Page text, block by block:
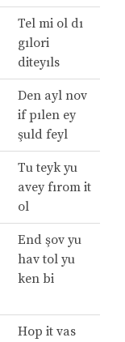
Tel mi ol dı
gılori
diteyıls
Den ayl nov
if pılen ey
şuld feyl
Tu teyk yu
avey fırom it
ol
End şov yu
hav tol yu
ken bi
Hop it vas